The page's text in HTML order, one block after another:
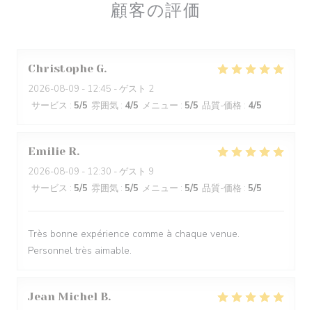
顧客の評価
Christophe G
2026-08-09 - 12:45 - ゲスト 2
サービス : 5/5 雰囲気 : 4/5 メニュー : 5/5 品質-価格 : 4/5
Emilie R
2026-08-09 - 12:30 - ゲスト 9
サービス : 5/5 雰囲気 : 5/5 メニュー : 5/5 品質-価格 : 5/5
Très bonne expérience comme à chaque venue.
Personnel très aimable.
Jean Michel B